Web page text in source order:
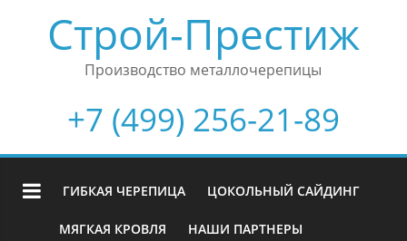
Строй-Престиж
Производство металлочерепицы
+7 (499) 256-21-89
ГИБКАЯ ЧЕРЕПИЦА ЦОКОЛЬНЫЙ САЙДИНГ
МЯГКАЯ КРОВЛЯ НАШИ ПАРТНЕРЫ